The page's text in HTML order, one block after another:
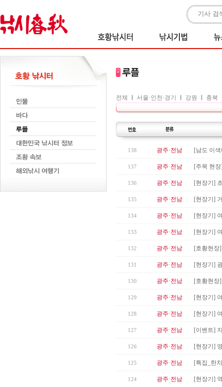
전체 서울·인천·경기 강원 충북
138 광주·전남 [남도 이
137 광주·전남 [주목 현
136 광주·전남 [현장기]
135 광주·전남 [현장기]
134 광주·전남 [현장기]
133 광주·전남 [현장기]
132 광주·전남 [호황현장
131 광주·전남 [현장기]
130 광주·전남 [호황현장
129 광주·전남 [현장기]
128 광주·전남 [현장기]
127 광주·전남 [이벤트]
126 광주·전남 [현장기]
125 광주·전남 [특집_한
124 광주·전남 [현장기]